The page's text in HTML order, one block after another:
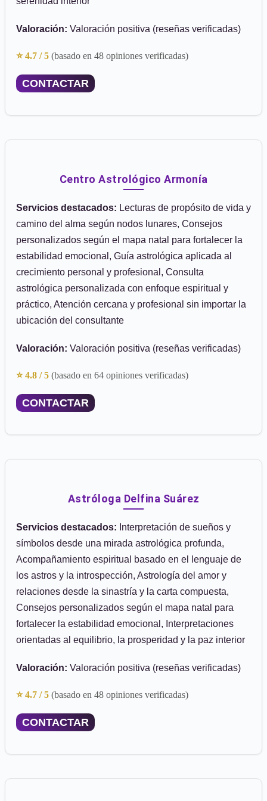
Valoración: Valoración positiva (reseñas verificadas)
⭐ 4.7 / 5 (basado en 48 opiniones verificadas)
CONTACTAR
Centro Astrológico Armonía
Servicios destacados: Lecturas de propósito de vida y
camino del alma según nodos lunares, Consejos
personalizados según el mapa natal para fortalecer la
estabilidad emocional, Guía astrológica aplicada al
crecimiento personal y profesional, Consulta
astrológica personalizada con enfoque espiritual y
práctico, Atención cercana y profesional sin importar la
ubicación del consultante
Valoración: Valoración positiva (reseñas verificadas)
⭐ 4.8 / 5 (basado en 64 opiniones verificadas)
CONTACTAR
Astróloga Delfina Suárez
Servicios destacados: Interpretación de sueños y
símbolos desde una mirada astrológica profunda,
Acompañamiento espiritual basado en el lenguaje de
los astros y la introspección, Astrología del amor y
relaciones desde la sinastría y la carta compuesta,
Consejos personalizados según el mapa natal para
fortalecer la estabilidad emocional, Interpretaciones
orientadas al equilibrio, la prosperidad y la paz interior
Valoración: Valoración positiva (reseñas verificadas)
⭐ 4.7 / 5 (basado en 48 opiniones verificadas)
CONTACTAR